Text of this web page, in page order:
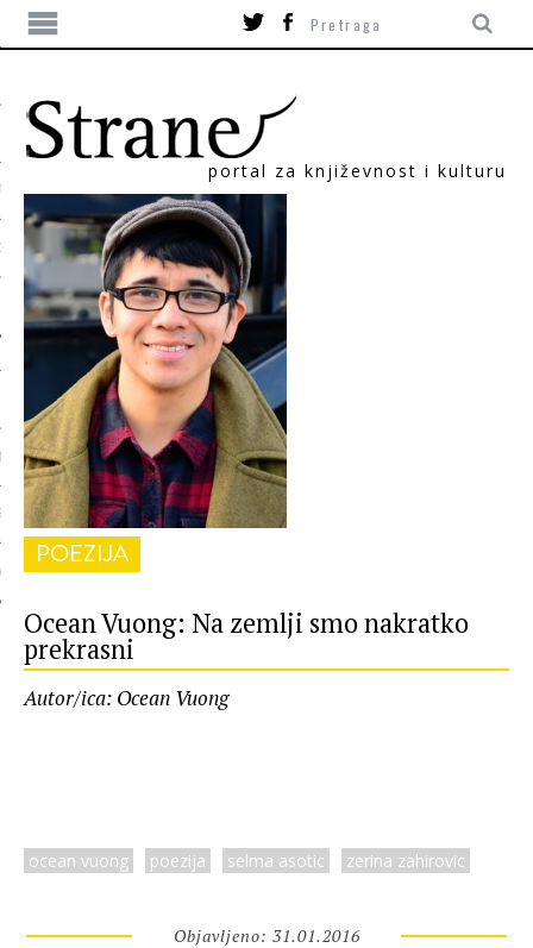
portal za književnost i kulturu
POEZIJA
Ocean Vuong: Na zemlji smo nakratko
prekrasni
Autor/ica: Ocean Vuong
ocean vuong poezija selma asotic zerina zahirovic
Objavljeno: 31.01.2016